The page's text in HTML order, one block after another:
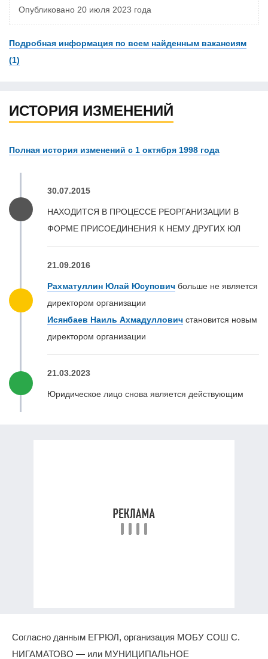
Опубликовано 20 июля 2023 года
Подробная информация по всем найденным вакансиям
(1)
ИСТОРИЯ ИЗМЕНЕНИЙ
Полная история изменений с 1 октября 1998 года
30.07.2015
НАХОДИТСЯ В ПРОЦЕССЕ РЕОРГАНИЗАЦИИ В
ФОРМЕ ПРИСОЕДИНЕНИЯ К НЕМУ ДРУГИХ ЮЛ
21.09.2016
Рахматуллин Юлай Юсупович больше не является
директором организации
Исянбаев Наиль Ахмадуллович становится новым
директором организации
21.03.2023
Юридическое лицо снова является действующим
Согласно данным ЕГРЮЛ, организация МОБУ СОШ С.
НИГАМАТОВО — или МУНИЦИПАЛЬНОЕ